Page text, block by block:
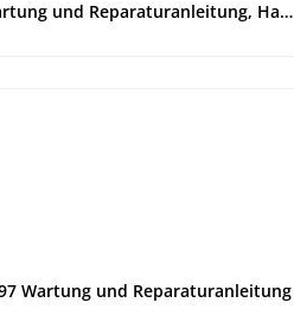
Honda VTR 1000F Firestorm und XL 1000V Varadero Wartung und Reparaturanleitung, Haynes
Wartung und Reparaturanleitung